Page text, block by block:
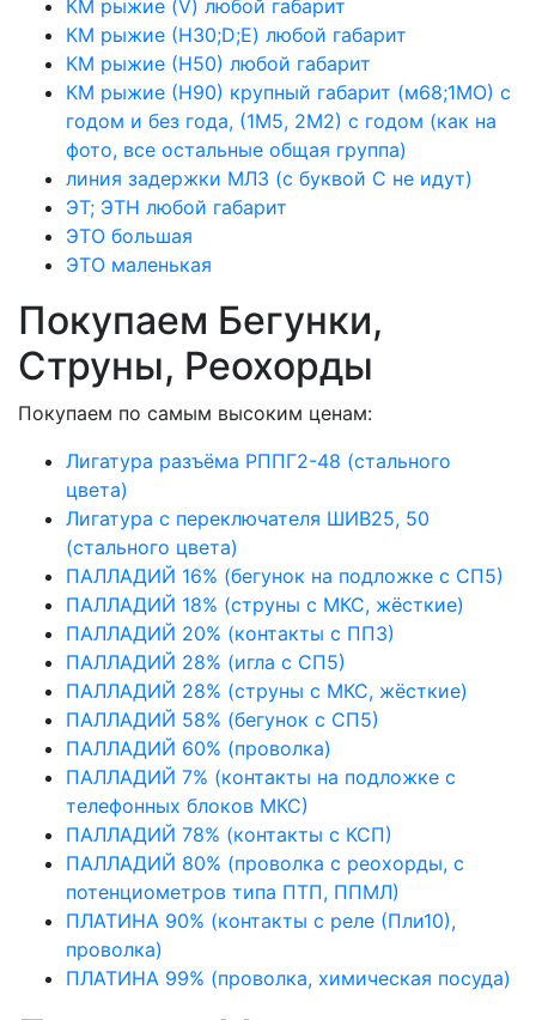
КМ рыжие (V) любой габарит
КМ рыжие (Н30;D;E) любой габарит
КМ рыжие (Н50) любой габарит
КМ рыжие (Н90) крупный габарит (м68;1МО) с
годом и без года, (1М5, 2М2) с годом (как на
фото, все остальные общая группа)
линия задержки МЛЗ (с буквой С не идут)
ЭТ; ЭТН любой габарит
ЭТО большая
ЭТО маленькая
Покупаем Бегунки,
Струны, Реохорды
Покупаем по самым высоким ценам:
Лигатура разъёма РППГ2-48 (стального
цвета)
Лигатура с переключателя ШИВ25, 50
(стального цвета)
ПАЛЛАДИЙ 16% (бегунок на подложке с СП5)
ПАЛЛАДИЙ 18% (струны с МКС, жёсткие)
ПАЛЛАДИЙ 20% (контакты с ПП3)
ПАЛЛАДИЙ 28% (игла с СП5)
ПАЛЛАДИЙ 28% (струны с МКС, жёсткие)
ПАЛЛАДИЙ 58% (бегунок с СП5)
ПАЛЛАДИЙ 60% (проволка)
ПАЛЛАДИЙ 7% (контакты на подложке с
телефонных блоков МКС)
ПАЛЛАДИЙ 78% (контакты с КСП)
ПАЛЛАДИЙ 80% (проволка с реохорды, с
потенциометров типа ПТП, ППМЛ)
ПЛАТИНА 90% (контакты с реле (Пли10),
проволка)
ПЛАТИНА 99% (проволка, химическая посуда)